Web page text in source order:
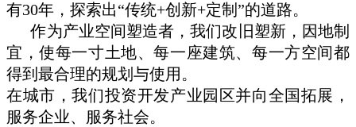
有30年，探索出“传统+创新+定制 ”的道路。
作为产业空间塑造者，我们改旧塑新，因地制
宜，使每一寸土地、每一座建筑、每一方空间都
得到最合理的规划与使用。
在城市，我们投资开发产业园区并向全国拓展，
服务企业、服务社会。